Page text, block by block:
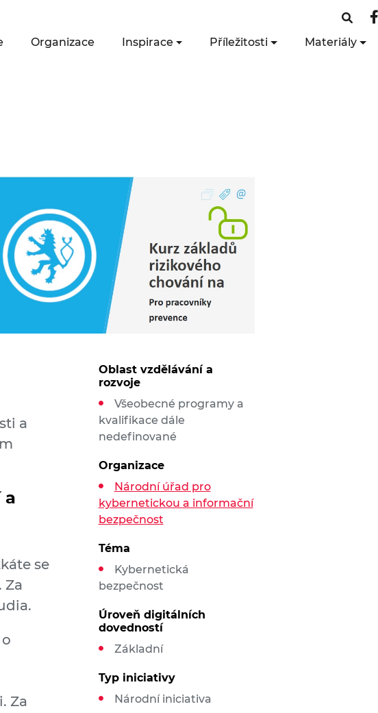
Organizace Inspirace Příležitosti Materiály
a
a
se
Za
Za
Oblast vzdělávání a
rozvoje
Všeobecné programy a
kvalifikace dále
nedefinované
Organizace
Národní úřad pro
kybernetickou a informační
bezpečnost
Téma
Kybernetická
bezpečnost
Úroveň digitálních
dovedností
Základní
Typ iniciativy
Národní iniciativa